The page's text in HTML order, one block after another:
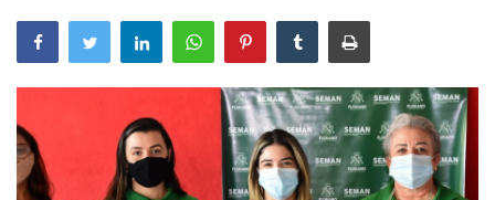
Mural de Licitações
Notícias
Vídeos